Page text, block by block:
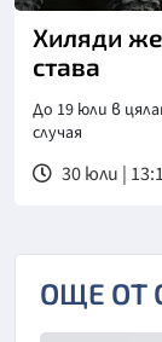
Хиляди
става
До 19 юли в
случая
30 юли |
ОЩЕ ОТ